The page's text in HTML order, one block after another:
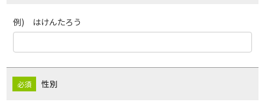
例) はけんたろう
性別